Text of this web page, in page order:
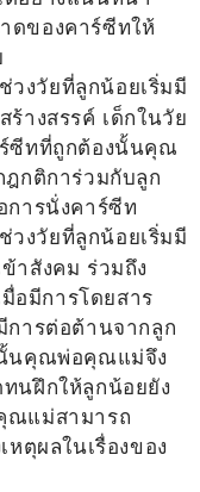
ดของคาร์ซีทให้
วงวัยที่ลูกน้อยเริ่มมี
างสรรค์ เด็กในวัย
ซีทที่ถูกต้องนั้นคุณ
กติการ่วมกับลูก
การนั่งคาร์ซีท
วงวัยที่ลูกน้อยเริ่มมี
าสังคม ร่วมถึง
อมีการโดยสาร
การต่อต้านจากลูก
นคุณพ่อคุณแม่จึง
นฝึกให้ลูกน้อยยัง
ณแม่สามารถ
ตุผลในเรื่องของ